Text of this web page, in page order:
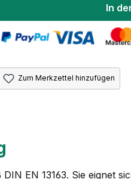
In
Zum Merkzettel hinzufügen
EN 13163. Sie eignet